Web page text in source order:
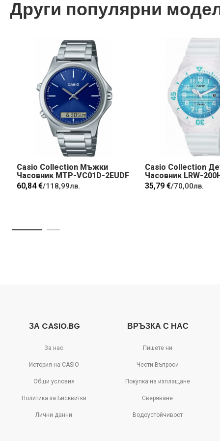
Други популярни
Casio Collection Мъжки
Часовник MTP-VC01D-2EUDF
60,84 €/118,99лв.
Casio Collection
Часовник LRW-
35,79 €/70,00лв.
ЗА CASIO.BG
За нас
История на CASIO
Общи условия
Политика за Бисквитки
Лични данни
ВРЪЗКА С НАС
Пишете ни
Чести Въпроси
Покупка на изплащане
Сверяване
Водоустойчивост